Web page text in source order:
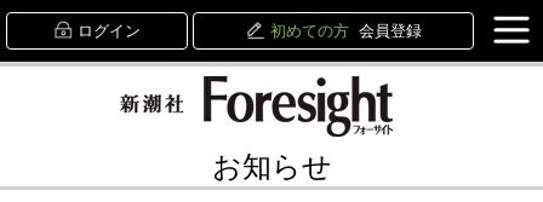
ログイン 初めての方 会員登録
お知らせ